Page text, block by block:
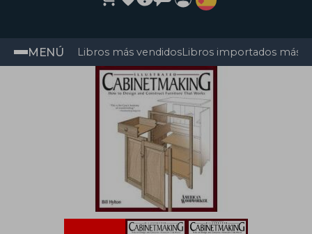
MENÚ Libros más vendidosLibros importados más